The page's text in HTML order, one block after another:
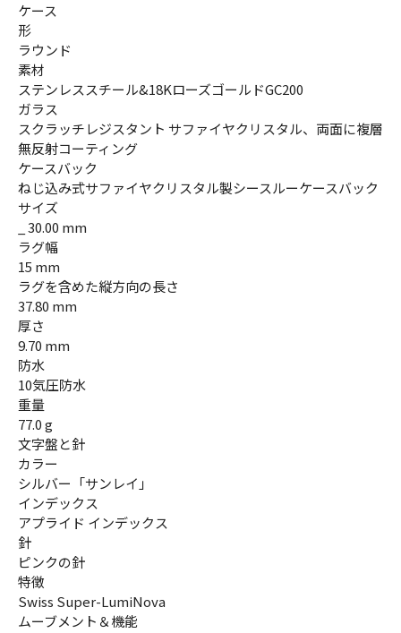
ケース
形
ラウンド
素材
ステンレススチール&18KローズゴールドGC200
ガラス
スクラッチレジスタント サファイヤクリスタル、両面に複層
無反射コーティング
ケースバック
ねじ込み式サファイヤクリスタル製シースルーケースバック
サイズ
_ 30.00 mm
ラグ幅
15 mm
ラグを含めた縦方向の長さ
37.80 mm
厚さ
9.70 mm
防水
10気圧防水
重量
77.0 g
文字盤と針
カラー
シルバー「サンレイ」
インデックス
アプライド インデックス
針
ピンクの針
特徴
Swiss Super-LumiNova
ムーブメント＆機能